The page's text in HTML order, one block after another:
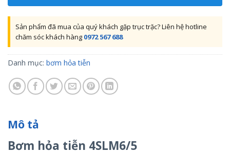
Sản phẩm đã mua của quý khách gặp trục trặc? Liên hệ hotline
chăm sóc khách hàng 0972 567 688
Danh mục: bơm hỏa tiễn
Mô tả
Bơm hỏa tiễn 4SLM6/5